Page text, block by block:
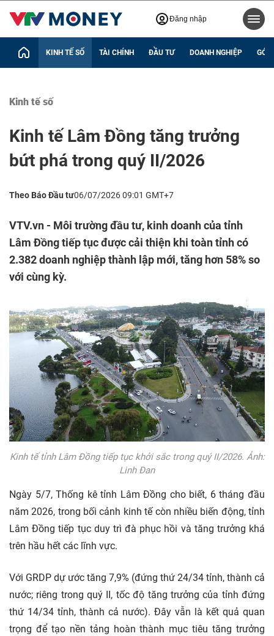
Đăng nhập
KINH TẾ SỐ TÀI CHÍNH ĐẦU TƯ DOANH NGHIỆP GÓC
Kinh tế số
Kinh tế Lâm Đồng tăng trưởng
bứt phá trong quý II/2026
Theo Báo Đầu tư06/07/2026 09:01 GMT+7
VTV.vn - Môi trường đầu tư, kinh doanh của tỉnh
Lâm Đồng tiếp tục được cải thiện khi toàn tỉnh có
2.382 doanh nghiệp thành lập mới, tăng hơn 58% so
với cùng kỳ.
Kinh tế tỉnh Lâm Đồng tiếp tục khởi sắc trong quý II/2026. Ảnh:
Linh Đan
Ngày 5/7, Thống kê tỉnh Lâm Đồng cho biết, 6 tháng đầu
năm 2026, trong bối cảnh kinh tế còn nhiều biến động, tỉnh
Lâm Đồng tiếp tục duy trì đà phục hồi và tăng trưởng khá
trên hầu hết các lĩnh vực.
Với GRDP dự ước tăng 7,9% (đứng thứ 24/34 tỉnh, thành cả
nước; riêng trong quý II, tốc độ tăng trưởng của tỉnh đứng
thứ 14/34 tỉnh, thành cả nước). Đây vẫn là kết quả quan
trọng để tạo nền tảng hoàn thành mục tiêu tăng trưởng